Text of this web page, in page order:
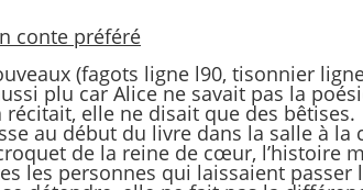
conte préféré
(fagots ligne l90, tisonnier
plu car Alice ne savait pas la
elle ne disait que des bêtises.
au début du livre dans la salle à la
de la reine de cœur, l’histoire
les personnes qui laissaient passer